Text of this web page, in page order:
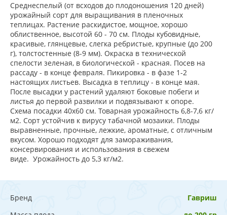
Среднеспелый (от всходов до плодоношения 120 дней)
урожайный сорт для выращивания в пленочных
теплицах. Растение раскидистое, мощное, хорошо
облиственное, высотой 60 - 70 см. Плоды кубовидные,
красивые, глянцевые, слегка ребристые, крупные (до 200
г), толстостенные (8-9 мм). Окраска в технической
спелости зеленая, в биологической - красная. Посев на
рассаду - в конце февраля. Пикировка - в фазе 1-2
настоящих листьев. Высадка в теплицу - в конце мая.
После высадки у растений удаляют боковые побеги и
листья до первой развилки и подвязывают к опоре.
Схема посадки 40x60 см. Товарная урожайность 6,8-7,6 кг/
м2. Сорт устойчив к вирусу табачной мозаики. Плоды
выравненные, прочные, лежкие, ароматные, с отличным
вкусом. Хорошо подходят для замораживания,
консервирования и использования в свежем
виде. Урожайность до 5,3 кг/м2.
Бренд
Гавриш